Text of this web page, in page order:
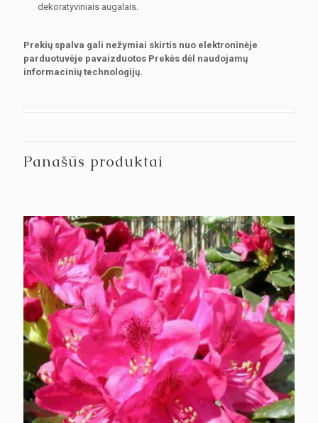
dekoratyviniais augalais.
Prekių spalva gali nežymiai skirtis nuo elektroninėje
parduotuvėje pavaizduotos Prekės dėl naudojamų
informacinių technologijų.
Panašūs produktai